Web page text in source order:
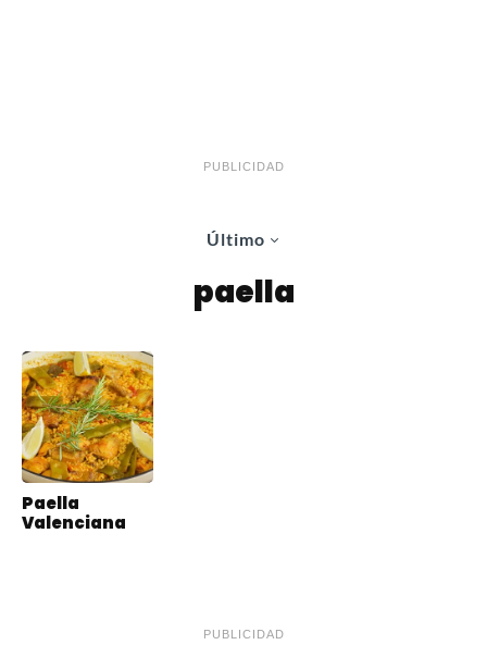
PUBLICIDAD
Último
paella
Paella
Valenciana
PUBLICIDAD